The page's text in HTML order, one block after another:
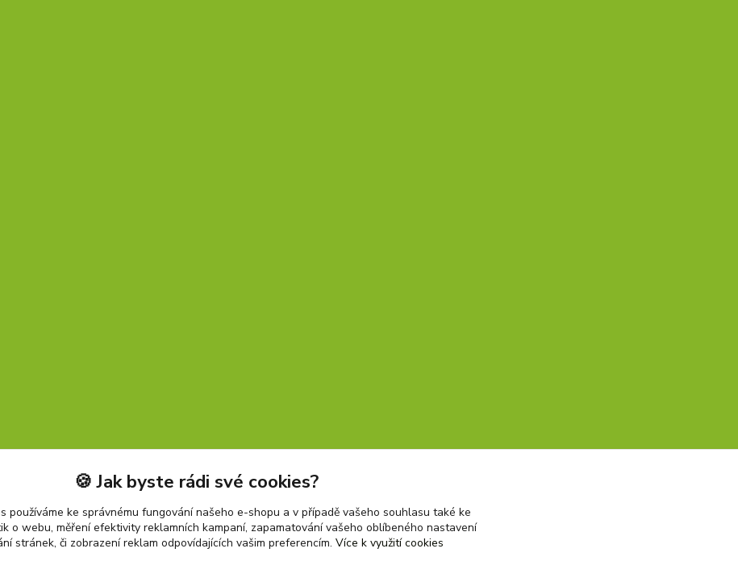
🍪 Jak byste rádi své cookies?
používáme ke správnému fungování našeho e-shopu a v případě vašeho souhlasu také ke
o webu, měření efektivity reklamních kampaní, zapamatování vašeho oblíbeného nastavení
stránek, či zobrazení reklam odpovídajících vašim preferencím. Více k využití cookies